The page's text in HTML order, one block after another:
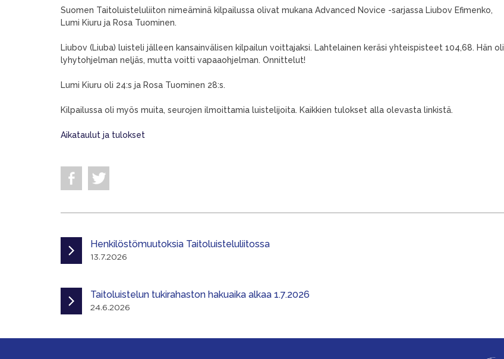
Suomen Taitoluisteluliiton nimeäminä kilpailussa olivat mukana Advanced Novice -sarjassa Liubov Efimenko,
Lumi Kiuru ja Rosa Tuominen.
Liubov (Liuba) luisteli jälleen kansainvälisen kilpailun voittajaksi. Lahtelainen keräsi yhteispisteet 104,68. Hän oli
lyhytohjelman neljäs, mutta voitti vapaaohjelman. Onnittelut!
Lumi Kiuru oli 24:s ja Rosa Tuominen 28:s.
Kilpailussa oli myös muita, seurojen ilmoittamia luistelijoita. Kaikkien tulokset alla olevasta linkistä.
Aikataulut ja tulokset
Henkilöstömuutoksia Taitoluisteluliitossa
13.7.2026
Taitoluistelun tukirahaston hakuaika alkaa 1.7.2026
24.6.2026